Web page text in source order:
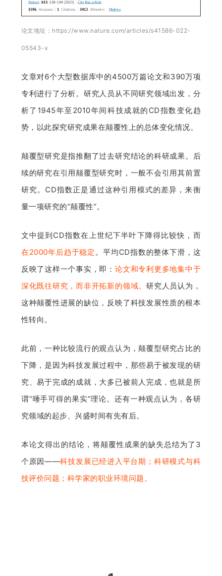
机
论文地址：https://www.nature.com/articles/s41586-022-
05543-x
文章对6个大型数据库中的4500万篇论文和390万项
专利进行了分析。研究人员从不同研究领域出发，分
析了1945年至2010年间科技成就的CD指数变化趋
势，以此探究研究成果在颠覆性上的总体变化情况。
颠覆型研究是指推翻了过去研究结论的科研成果。后
续的研究在引用颠覆型研究时，一般不会引用其前置
研究。CD指数正是通过这种引用模式的差异，来衡
量一项研究的“颠覆性”。
文中提到CD指数在上世纪下半叶下降得比较快，而
在2000年后趋于稳定。平均CD指数的整体下滑，这
反映了这样一个事实，即：论文和专利更多地集中于
深化既往研究，而非开拓新的领域。研究人员认为，
这种颠覆性进展的缺位，反映了科技发展性质的根本
性转向。
此前，一种比较流行的观点认为，颠覆型研究占比的
下降，是因为科技发展过程中，那些易于被发现的研
究、易于完成的成就，大多已被前人完成，也就是所
谓“唾手可得的果实”理论。还有一种观点认为，各研
究领域的起步、兴盛时间有先有后。
本论文得出的结论，将颠覆性成果的缺失总结为了3
个原因——科技发展已经进入平台期；科研模式与科
技评价问题；科学家的职业环境问题。